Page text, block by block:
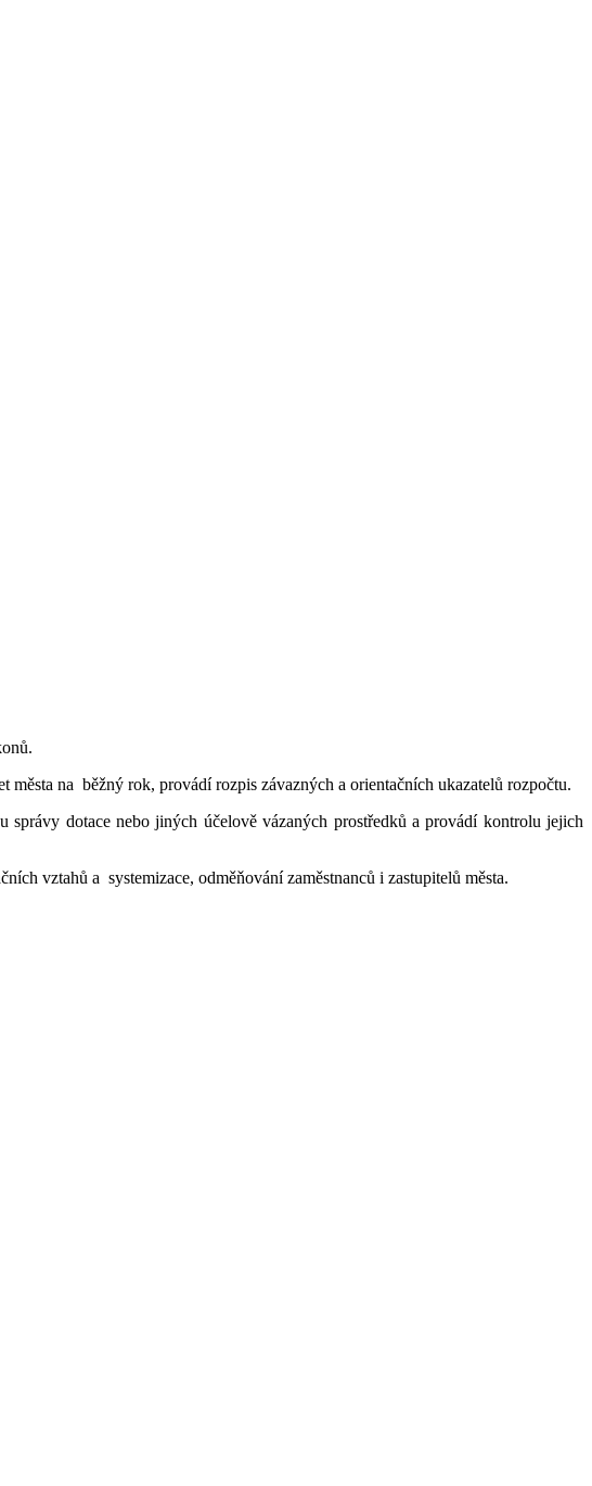
na běžný rok, provádí rozpis závazných a orientačních ukazatelů rozpočtu.
dotace nebo jiných účelově vázaných prostředků a provádí kontrolu jejich
vztahů a systemizace, odměňování zaměstnanců i zastupitelů města.